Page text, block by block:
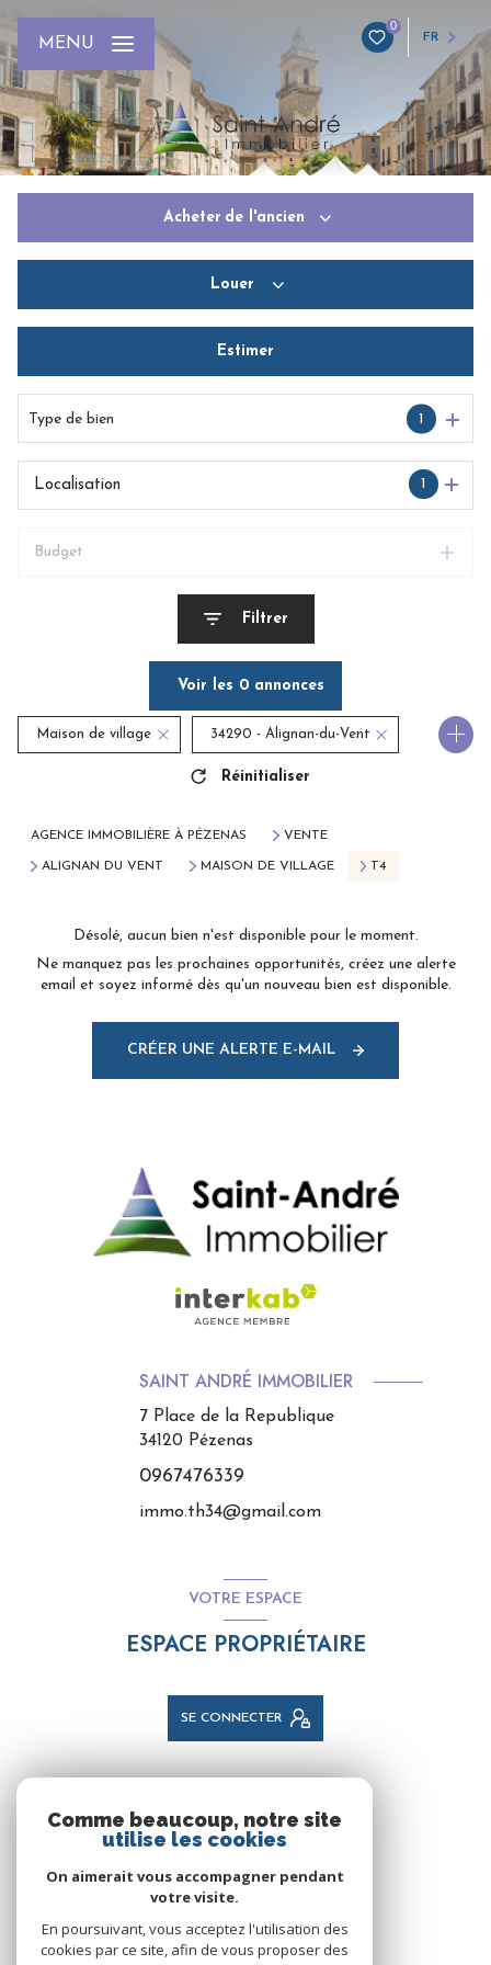
0
FR
MENU
Acheter de l'ancien
Louer
Estimer
Type de bien 1
1
Localisation
Budget
Filtrer
Voir les 0 annonces
Maison de village 34290 - Alignan-du-Vent
Réinitialiser
AGENCE IMMOBILIÈRE À PÉZENAS VENTE
ALIGNAN DU VENT MAISON DE VILLAGE T4
Désolé, aucun bien n'est disponible pour le moment.
Ne manquez pas les prochaines opportunités, créez une alerte
email et soyez informé dès qu'un nouveau bien est disponible.
CRÉER UNE ALERTE E-MAIL
SAINT ANDRÉ IMMOBILIER
7 Place de la Republique
34120 Pézenas
0967476339
immo.th34@gmail.com
VOTRE ESPACE
ESPACE PROPRIÉTAIRE
SE CONNECTER
NOUS SUIVRE
Comme beaucoup, notre site
utilise les cookies
On aimerait vous accompagner pendant
votre visite.
En poursuivant, vous acceptez l'utilisation des
cookies par ce site, afin de vous proposer des